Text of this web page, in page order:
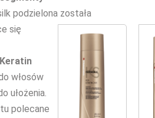
podzielona została
się
włosów
ułożenia.
polecane